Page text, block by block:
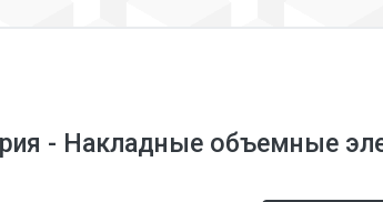
- Накладные объемные